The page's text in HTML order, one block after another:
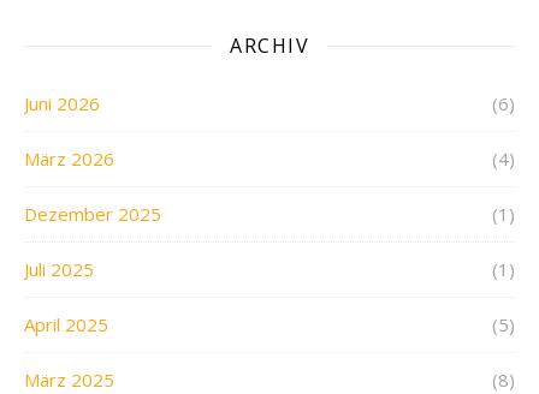
ARCHIV
Juni 2026 (6)
März 2026 (4)
Dezember 2025 (1)
Juli 2025 (1)
April 2025 (5)
März 2025 (8)